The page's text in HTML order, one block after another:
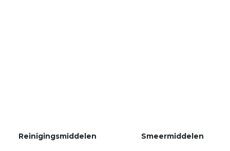
Reinigingsmiddelen Smeermiddelen